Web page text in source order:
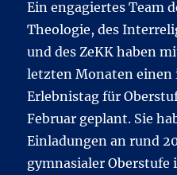
Ein engagiertes Team
Theologie, des
und des ZeKK haben
letzten Monaten
Erlebnistag für
Februar geplant. Sie
Einladungen an rund
gymnasialer Oberstufe